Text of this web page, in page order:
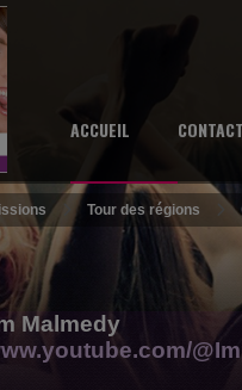
ACCUEIL CONTACT
Tour des régions
Malmedy